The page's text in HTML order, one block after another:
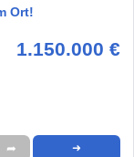
Ort!
1.150.000 €
➦ ➜